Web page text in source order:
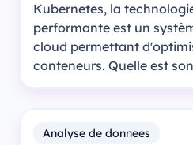
Kubernetes, la
performante est un
cloud permettant
conteneurs. Quelle est
Analyse de donnees